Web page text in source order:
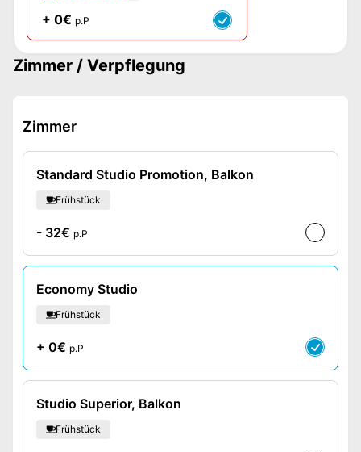
+ 0€ p.P
Zimmer / Verpflegung
Zimmer
Standard Studio Promotion, Balkon
Frühstück
- 32€ p.P
Economy Studio
Frühstück
+ 0€ p.P
Studio Superior, Balkon
Frühstück